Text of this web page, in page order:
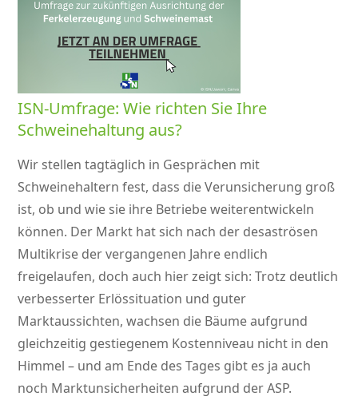
ISN-Umfrage: Wie richten Sie Ihre
Schweinehaltung aus?
Wir stellen tagtäglich in Gesprächen mit
Schweinehaltern fest, dass die Verunsicherung groß
ist, ob und wie sie ihre Betriebe weiterentwickeln
können. Der Markt hat sich nach der desaströsen
Multikrise der vergangenen Jahre endlich
freigelaufen, doch auch hier zeigt sich: Trotz deutlich
verbesserter Erlössituation und guter
Marktaussichten, wachsen die Bäume aufgrund
gleichzeitig gestiegenem Kostenniveau nicht in den
Himmel – und am Ende des Tages gibt es ja auch
noch Marktunsicherheiten aufgrund der ASP.